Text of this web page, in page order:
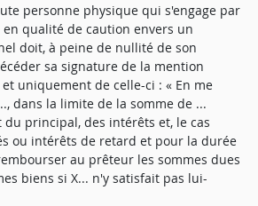
personne physique qui s'engage par
qualité de caution envers un
doit, à peine de nullité de son
sa signature de la mention
uniquement de celle-ci : « En me
dans la limite de la somme de ...
principal, des intérêts et, le cas
ou intérêts de retard et pour la durée
au prêteur les sommes dues
biens si X... n'y satisfait pas lui-